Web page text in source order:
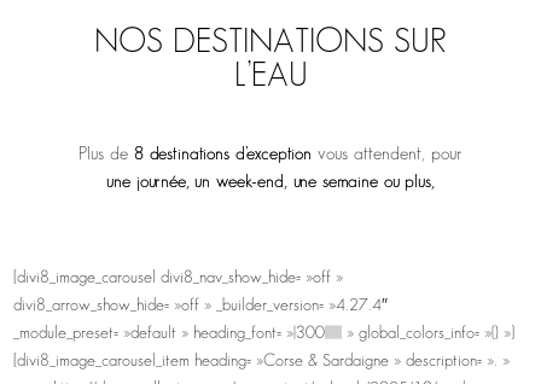
NOS DESTINATIONS SUR
L’EAU
Plus de 8 destinations d’exception vous attendent, pour
une journée, un week-end, une semaine ou plus,
[divi8_image_carousel divi8_nav_show_hide= »off »
divi8_arrow_show_hide= »off » _builder_version= »4.27.4″
_module_preset= »default » heading_font= »|300||||||| » global_colors_info= »{} »]
[divi8_image_carousel_item heading= »Corse & Sardaigne » description= ». »